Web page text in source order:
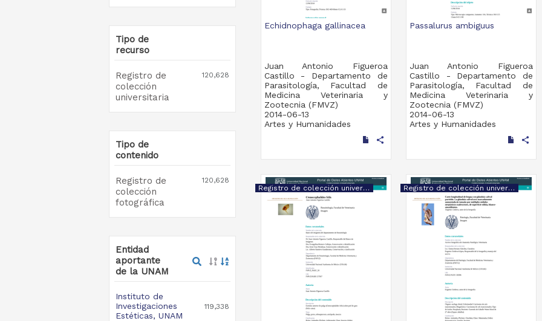
Tipo de
recurso
Registro de
colección
universitaria
120,628
Tipo de
contenido
Registro de
colección
fotográfica
120,628
Entidad
aportante
de la UNAM
Instituto de
Investigaciones
Estéticas, UNAM
119,338
Echidnophaga gallinacea
Juan Antonio Figueroa
Castillo - Departamento de
Parasitología, Facultad de
Medicina Veterinaria y
Zootecnia (FMVZ)
2014-06-13
Artes y Humanidades
share
Passalurus ambiguus
Juan Antonio Figueroa
Castillo - Departamento de
Parasitología, Facultad de
Medicina Veterinaria y
Zootecnia (FMVZ)
2014-06-13
Artes y Humanidades
share
Registro de colección universitaria Registro de colección universitaria